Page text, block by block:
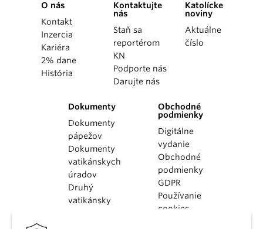
O nás
Kontakt
Inzercia
Kariéra
2% dane
História
Kontaktujte
nás
Staň sa
reportérom
KN
Podporte nás
Darujte nás
Katolícke
noviny
Aktuálne
číslo
Dokumenty
Dokumenty
pápežov
Dokumenty
vatikánskych
úradov
Druhý
vatikánsky
Obchodné
podmienky
Digitálne
vydanie
Obchodné
podmienky
GDPR
Používanie
cookies